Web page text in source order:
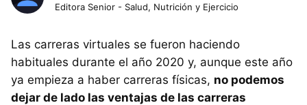
Editora Senior - Salud, Nutrición y Ejercicio
Las carreras virtuales se fueron haciendo
habituales durante el año 2020 y, aunque este año
ya empieza a haber carreras físicas, no podemos
dejar de lado las ventajas de las carreras